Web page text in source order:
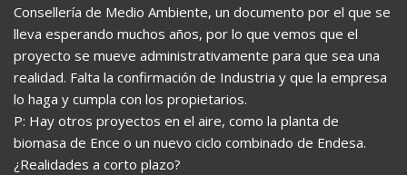
Consellería de Medio Ambiente, un documento por el que se
lleva esperando muchos años, por lo que vemos que el
proyecto se mueve administrativamente para que sea una
realidad. Falta la confirmación de Industria y que la empresa
lo haga y cumpla con los propietarios.
P: Hay otros proyectos en el aire, como la planta de
biomasa de Ence o un nuevo ciclo combinado de Endesa.
¿Realidades a corto plazo?